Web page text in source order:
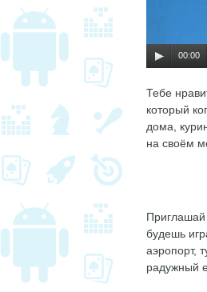
00:00
Тебе
который
дома,
на своём
Приглашай
будешь
аэропорт,
радужный